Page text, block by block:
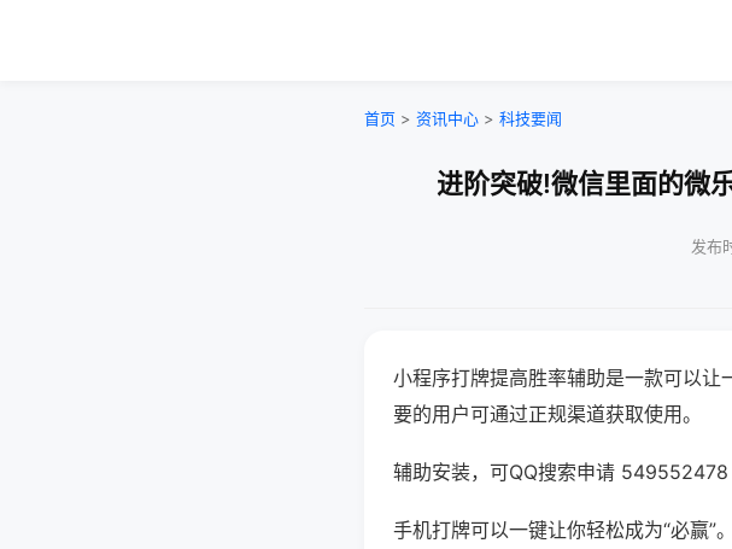
首页 > 资讯中心 > 科技要闻
进阶突破!微信里面的微
发布
小程序打牌提高胜率辅助是一款可以让
要的用户可通过正规渠道获取使用。
辅助安装，可QQ搜索申请
手机打牌可以一键让你轻松成为“必赢